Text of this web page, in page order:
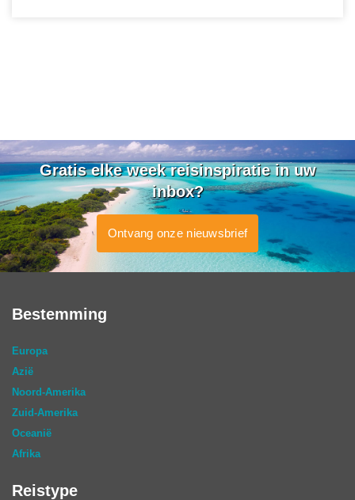
Gratis elke week reisinspiratie in uw
inbox?
Ontvang onze nieuwsbrief
Bestemming
Europa
Azië
Noord-Amerika
Zuid-Amerika
Oceanië
Afrika
Reistype